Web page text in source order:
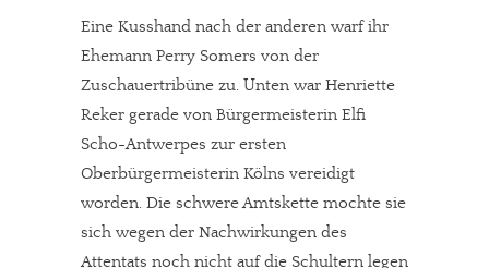
Eine Kusshand nach der anderen warf ihr
Ehemann Perry Somers von der
Zuschauertribüne zu. Unten war Henriette
Reker gerade von Bürgermeisterin Elfi
Scho-Antwerpes zur ersten
Oberbürgermeisterin Kölns vereidigt
worden. Die schwere Amtskette mochte sie
sich wegen der Nachwirkungen des
Attentats noch nicht auf die Schultern legen